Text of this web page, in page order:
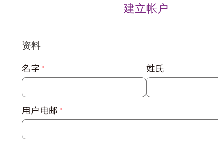
建立帐户
资料
名字 * 姓氏
用户电邮 *